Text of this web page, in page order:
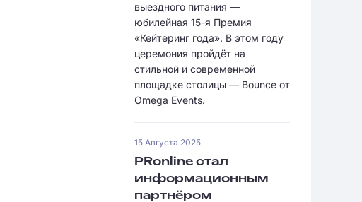
выездного питания —
юбилейная 15-я Премия
«Кейтеринг года». В этом году
церемония пройдёт на
стильной и современной
площадке столицы — Bounce от
Omega Events.
15 Августа 2025
PRonline стал
информационным
партнёром